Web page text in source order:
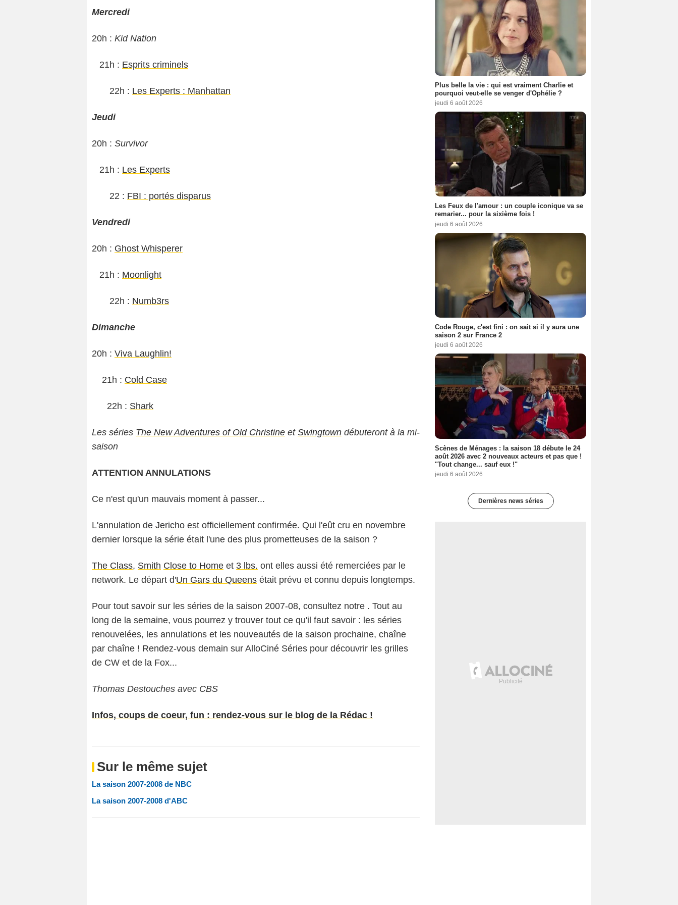
Mercredi
20h : Kid Nation
21h : Esprits criminels
22h : Les Experts : Manhattan
Jeudi
20h : Survivor
21h : Les Experts
22 : FBI : portés disparus
Vendredi
20h : Ghost Whisperer
21h : Moonlight
22h : Numb3rs
Dimanche
20h : Viva Laughlin!
21h : Cold Case
22h : Shark
Les séries The New Adventures of Old Christine et Swingtown débuteront à la mi-
saison
ATTENTION ANNULATIONS
Ce n'est qu'un mauvais moment à passer...
L'annulation de Jericho est officiellement confirmée. Qui l'eût cru en novembre
dernier lorsque la série était l'une des plus prometteuses de la saison ?
The Class, Smith Close to Home et 3 lbs. ont elles aussi été remerciées par le
network. Le départ d'Un Gars du Queens était prévu et connu depuis longtemps.
Pour tout savoir sur les séries de la saison 2007-08, consultez notre . Tout au
long de la semaine, vous pourrez y trouver tout ce qu'il faut savoir : les séries
renouvelées, les annulations et les nouveautés de la saison prochaine, chaîne
par chaîne ! Rendez-vous demain sur AlloCiné Séries pour découvrir les grilles
de CW et de la Fox...
Thomas Destouches avec CBS
Infos, coups de coeur, fun : rendez-vous sur le blog de la Rédac !
Sur le même sujet
La saison 2007-2008 de NBC
La saison 2007-2008 d'ABC
Plus belle la vie : qui est vraiment Charlie et
pourquoi veut-elle se venger d'Ophélie ?
jeudi 6 août 2026
Les Feux de l'amour : un couple iconique va se
remarier... pour la sixième fois !
jeudi 6 août 2026
Code Rouge, c'est fini : on sait si il y aura une
saison 2 sur France 2
jeudi 6 août 2026
Scènes de Ménages : la saison 18 débute le 24
août 2026 avec 2 nouveaux acteurs et pas que !
"Tout change... sauf eux !"
jeudi 6 août 2026
Dernières news séries